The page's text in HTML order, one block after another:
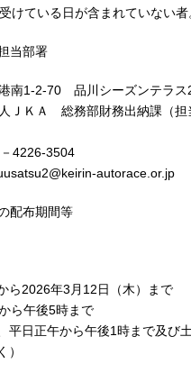
けている日が含まれていない者
当部署
南1-2-70 品川シーズンテラス
ＪＫＡ 総務部財務出納課（担
4226-3504
autorace.or.jp
配布期間等
ら2026年3月12日（木）まで
ら午後5時まで
平日正午から午後1時まで及び
）